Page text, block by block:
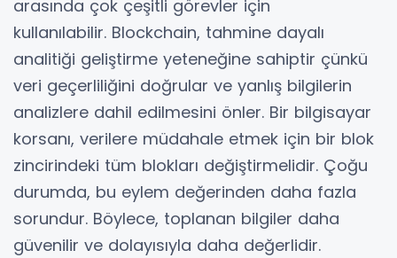
arasında çok çeşitli görevler için
kullanılabilir. Blockchain, tahmine dayalı
analitiği geliştirme yeteneğine sahiptir çünkü
veri geçerliliğini doğrular ve yanlış bilgilerin
analizlere dahil edilmesini önler. Bir bilgisayar
korsanı, verilere müdahale etmek için bir blok
zincirindeki tüm blokları değiştirmelidir. Çoğu
durumda, bu eylem değerinden daha fazla
sorundur. Böylece, toplanan bilgiler daha
güvenilir ve dolayısıyla daha değerlidir.